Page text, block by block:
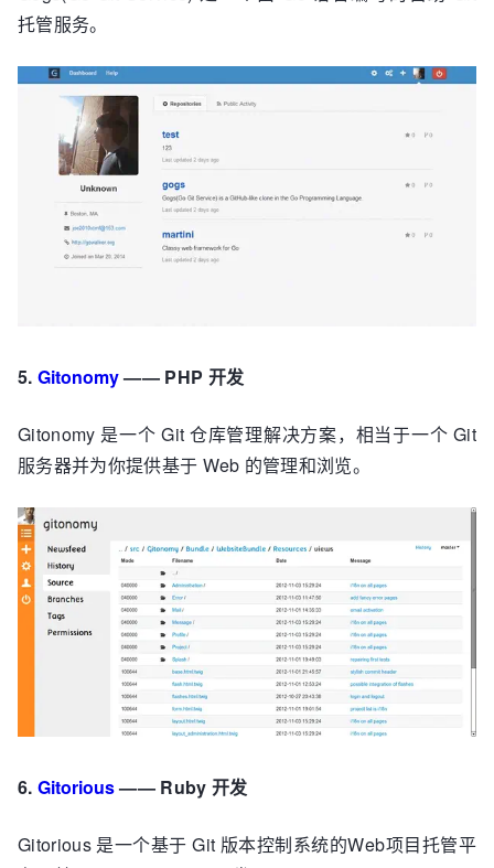
托管服务。
5. Gitonomy—— PHP 开发
Gitonomy 是一个 Git 仓库管理解决方案，相当于一个 Git
服务器并为你提供基于 Web 的管理和浏览。
6. Gitorious—— Ruby 开发
Gitorious 是一个基于 Git 版本控制系统的Web项目托管平